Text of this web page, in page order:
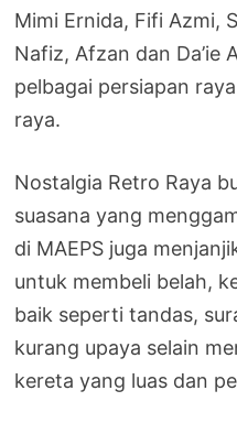
Mimi Ernida, Fifi Azmi,
Nafiz, Afzan dan Da’ie
pelbagai persiapan
raya.
Nostalgia Retro Raya
suasana yang
di MAEPS juga
untuk membeli belah,
baik seperti tandas,
kurang upaya selain
kereta yang luas dan